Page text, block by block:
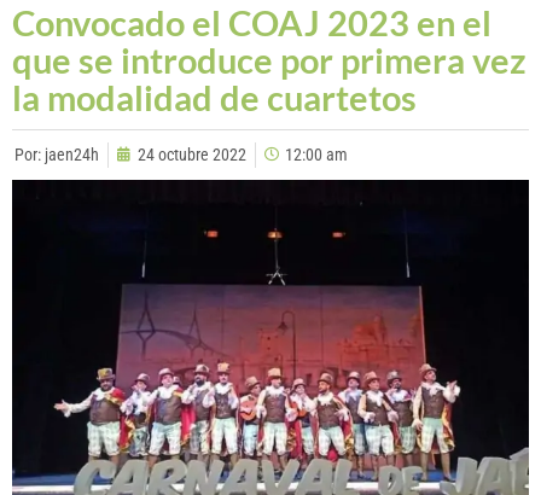
Convocado el COAJ 2023 en el
que se introduce por primera vez
la modalidad de cuartetos
Por: jaen24h 24 octubre 2022 12:00 am